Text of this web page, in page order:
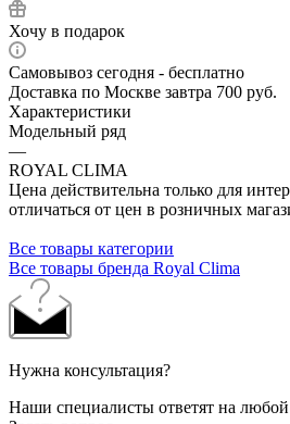
Хочу в подарок
Самовывоз сегодня - бесплатно
Доставка по Москве завтра 700 руб.
Характеристики
Модельный ряд
—
ROYAL CLIMA
Цена действительна только для
отличаться от цен в розничных
Все товары категории
Все товары бренда Royal Clima
Нужна консультация?
Наши специалисты ответят на